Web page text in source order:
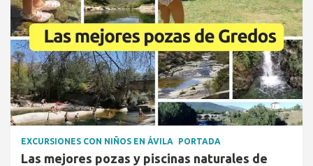
EXCURSIONES CON NIÑOS EN ÁVILA PORTADA
Las mejores pozas y piscinas naturales de